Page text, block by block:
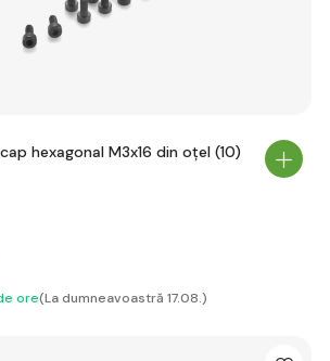
hexagonal M3x16 din oțel (10)
ore(La dumneavoastră 17.08.)